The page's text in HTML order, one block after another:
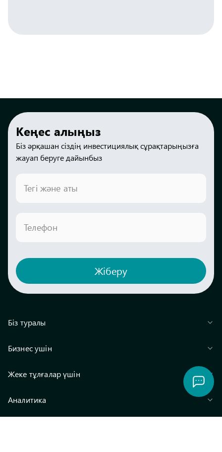
Кеңес алыңыз
Біз әрқашан сіздің инвестициялық сұрақтарыңызға
жауап беруге дайынбыз
Тегі және аты
Телефон
Жіберу
Біз туралы
Бизнес ушін
Жеке тұлғалар үшін
Аналитика